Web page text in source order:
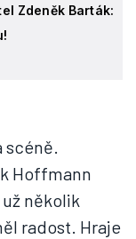
Zdeněk Barták:
scéně.
Hoffmann
několik
radost. Hraje